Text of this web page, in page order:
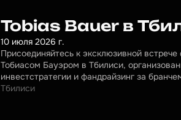
Tobias Bauer в
10 июля 2026 г.
Присоединяйтесь к эксклюзивной
Тобиасом Бауэром в Тбилиси,
инвестстратегии и фандрайзинг за
Тбилиси